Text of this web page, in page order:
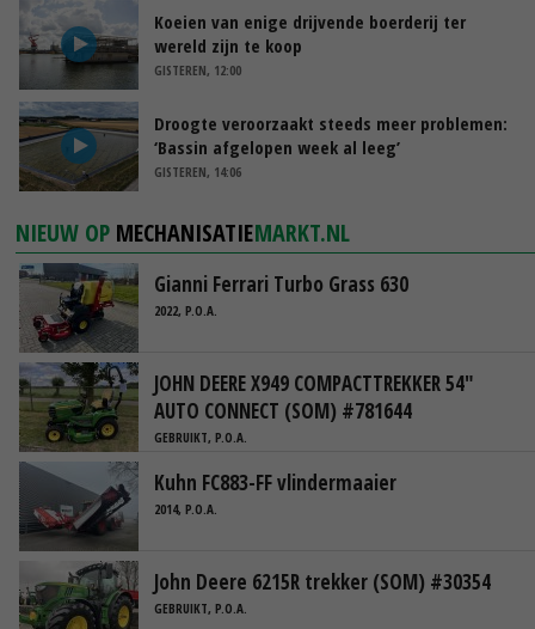
Koeien van enige drijvende boerderij ter
wereld zijn te koop
GISTEREN, 12:00
Droogte veroorzaakt steeds meer problemen:
‘Bassin afgelopen week al leeg’
GISTEREN, 14:06
NIEUW OP MECHANISATIEMARKT.NL
Gianni Ferrari Turbo Grass 630
2022, P.O.A.
JOHN DEERE X949 COMPACTTREKKER 54"
AUTO CONNECT (SOM) #781644
GEBRUIKT, P.O.A.
Kuhn FC883-FF vlindermaaier
2014, P.O.A.
John Deere 6215R trekker (SOM) #30354
GEBRUIKT, P.O.A.